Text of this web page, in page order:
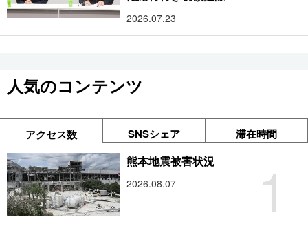
2026.07.23
人気のコンテンツ
アクセス数 SNSシェア 滞在時間
1
熊本地震被害状況
2026.08.07